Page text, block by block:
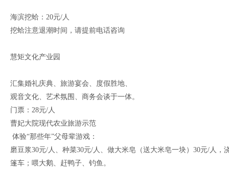
海滨挖蛤：20元/人
挖蛤注意退潮时间，请提前电话咨询
慧矩文化产业园
汇集婚礼庆典、旅游宴会、度假胜地、
观音文化、艺术氛围、商务会谈于一体。
门票：28元/人
曹妃大院现代农业旅游示范
体验“那些年”父母辈游戏：
磨豆浆30元/人、种菜30元/人、做大米皂（送大米皂一块）30元/人
篷车；喂大鹅、赶鸭子、钓鱼。